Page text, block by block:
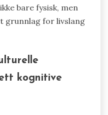
bare fysisk, men
grunnlag for livslang
kognitive